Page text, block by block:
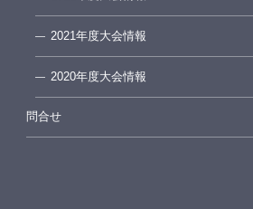
2021年度大会情報
2020年度大会情報
問合せ